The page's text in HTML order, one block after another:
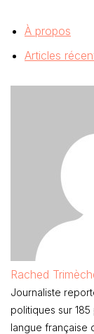
À propos
Articles
Rached
Journaliste
politiques sur
langue française